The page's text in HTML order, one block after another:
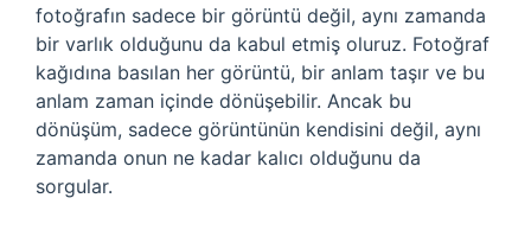
fotoğrafın sadece bir görüntü değil, aynı zamanda
bir varlık olduğunu da kabul etmiş oluruz. Fotoğraf
kağıdına basılan her görüntü, bir anlam taşır ve bu
anlam zaman içinde dönüşebilir. Ancak bu
dönüşüm, sadece görüntünün kendisini değil, aynı
zamanda onun ne kadar kalıcı olduğunu da
sorgular.